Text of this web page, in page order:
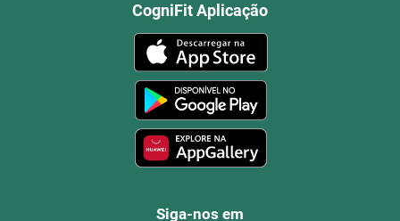
CogniFit Aplicação
Siga-nos em